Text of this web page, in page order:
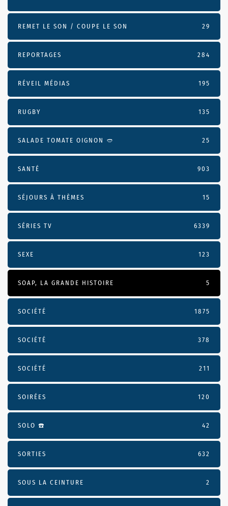
REMET LE SON / COUPE LE SON 29
REPORTAGES 284
RÉVEIL MÉDIAS 195
RUGBY 135
SALADE TOMATE OIGNON 🥙 25
SANTÉ 903
SÉJOURS À THÈMES 15
SÉRIES TV 6339
SEXE 123
SOAP, LA GRANDE HISTOIRE 5
SOCIÉTÉ 1875
SOCIÉTÉ 378
SOCIÉTÉ 211
SOIRÉES 120
SOLO ☎️ 42
SORTIES 632
SOUS LA CEINTURE 2